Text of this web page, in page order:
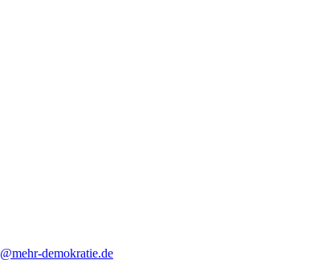
@mehr-demokratie.de